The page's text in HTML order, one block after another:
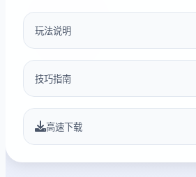
玩法说明
技巧指南
高速下载